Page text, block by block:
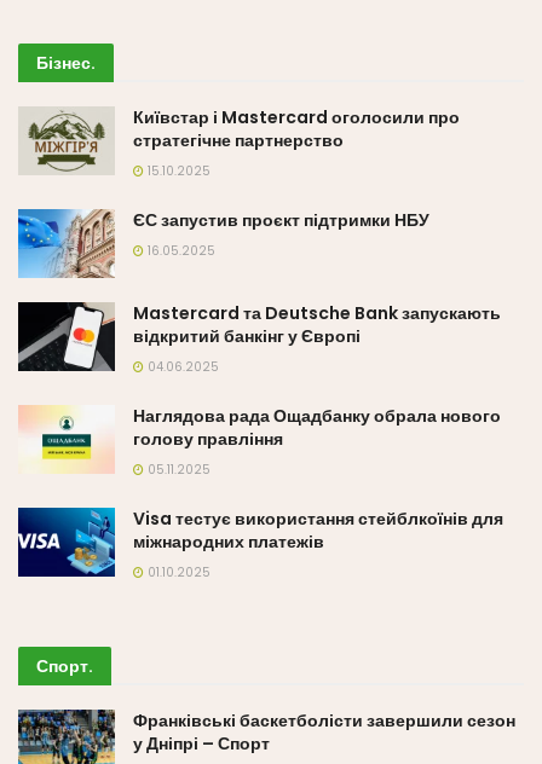
Бізнес.
Київстар і Mastercard оголосили про
стратегічне партнерство
15.10.2025
ЄС запустив проєкт підтримки НБУ
16.05.2025
Mastercard та Deutsche Bank запускають
відкритий банкінг у Європі
04.06.2025
Наглядова рада Ощадбанку обрала нового
голову правління
05.11.2025
Visa тестує використання стейблкоїнів для
міжнародних платежів
01.10.2025
Спорт.
Франківські баскетболісти завершили сезон
у Дніпрі – Спорт